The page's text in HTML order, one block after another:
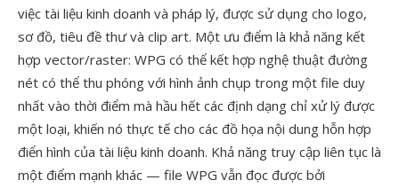
việc tài liệu kinh doanh và pháp lý, được sử dụng cho logo,
sơ đồ, tiêu đề thư và clip art. Một ưu điểm là khả năng kết
hợp vector/raster: WPG có thể kết hợp nghệ thuật đường
nét có thể thu phóng với hình ảnh chụp trong một file duy
nhất vào thời điểm mà hầu hết các định dạng chỉ xử lý được
một loại, khiến nó thực tế cho các đồ họa nội dung hỗn hợp
điển hình của tài liệu kinh doanh. Khả năng truy cập liên tục là
một điểm mạnh khác — file WPG vẫn đọc được bởi